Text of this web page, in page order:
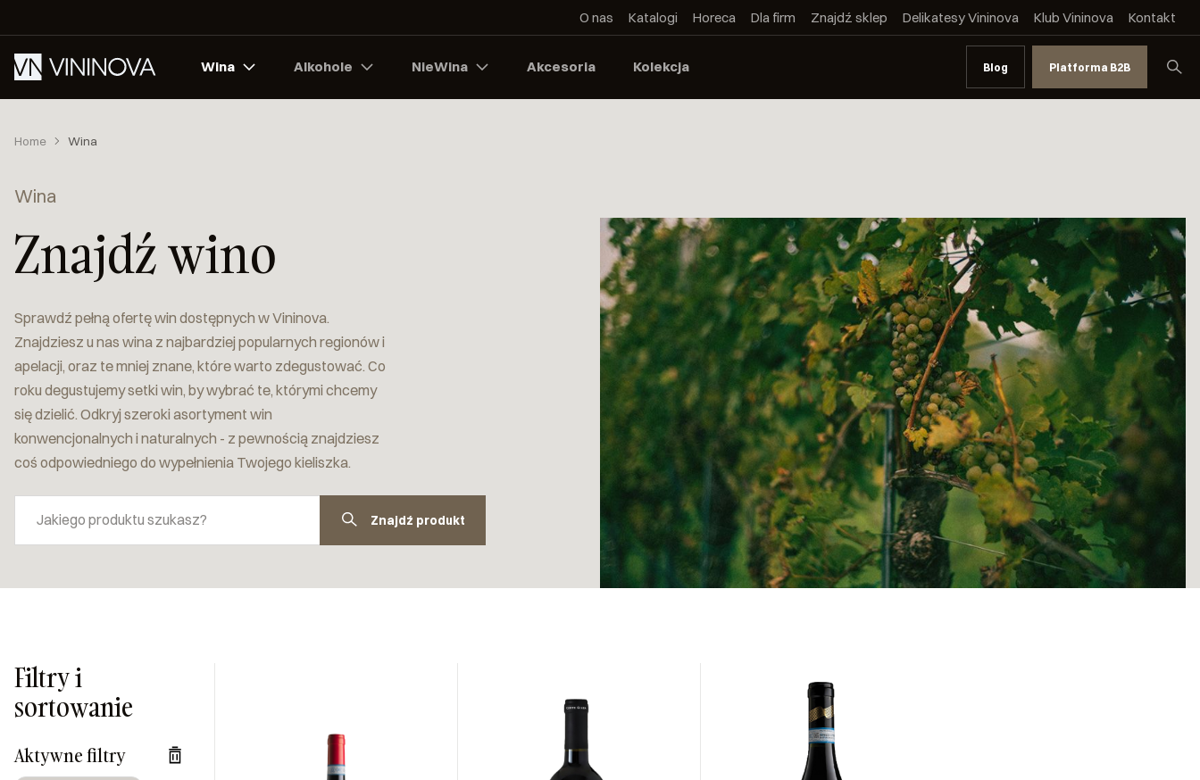
O nas Katalogi Horeca Dla firm Znajdź sklep Delikatesy Vininova Klub Vininova Kontakt
Wina Alkohole NieWina Akcesoria Kolekcja Blog Platforma B2B
Home Wina
Wina
Znajdź wino
Sprawdź pełną ofertę win dostępnych w Vininova.
Znajdziesz u nas wina z najbardziej popularnych regionów i
apelacji, oraz te mniej znane, które warto zdegustować. Co
roku degustujemy setki win, by wybrać te, którymi chcemy
się dzielić. Odkryj szeroki asortyment win
konwencjonalnych i naturalnych - z pewnością znajdziesz
coś odpowiedniego do wypełnienia Twojego kieliszka.
Znajdź produkt
Filtry i
sortowanie
Aktywne filtry